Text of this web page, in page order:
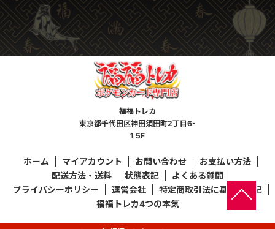
福福トレカ
東京都千代田区神田須田町2丁目6-
1 5F
ホーム マイアカウント お問い合わせ
お支払い方法
配送方法・送料
状態表記
よくある質問
プライバシーポリシー
運営会社
特定商取引法に基づく表記
福福トレカ4つの本気